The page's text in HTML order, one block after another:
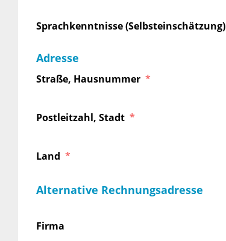
Sprachkenntnisse (Selbsteinschätzung)
Adresse
Straße, Hausnummer
Postleitzahl, Stadt
Land
Alternative Rechnungsadresse
Firma